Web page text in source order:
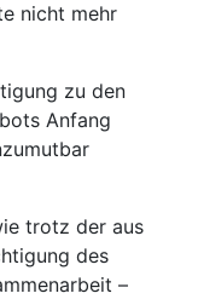
nicht mehr
zu den
Anfang
trotz der aus
des
–